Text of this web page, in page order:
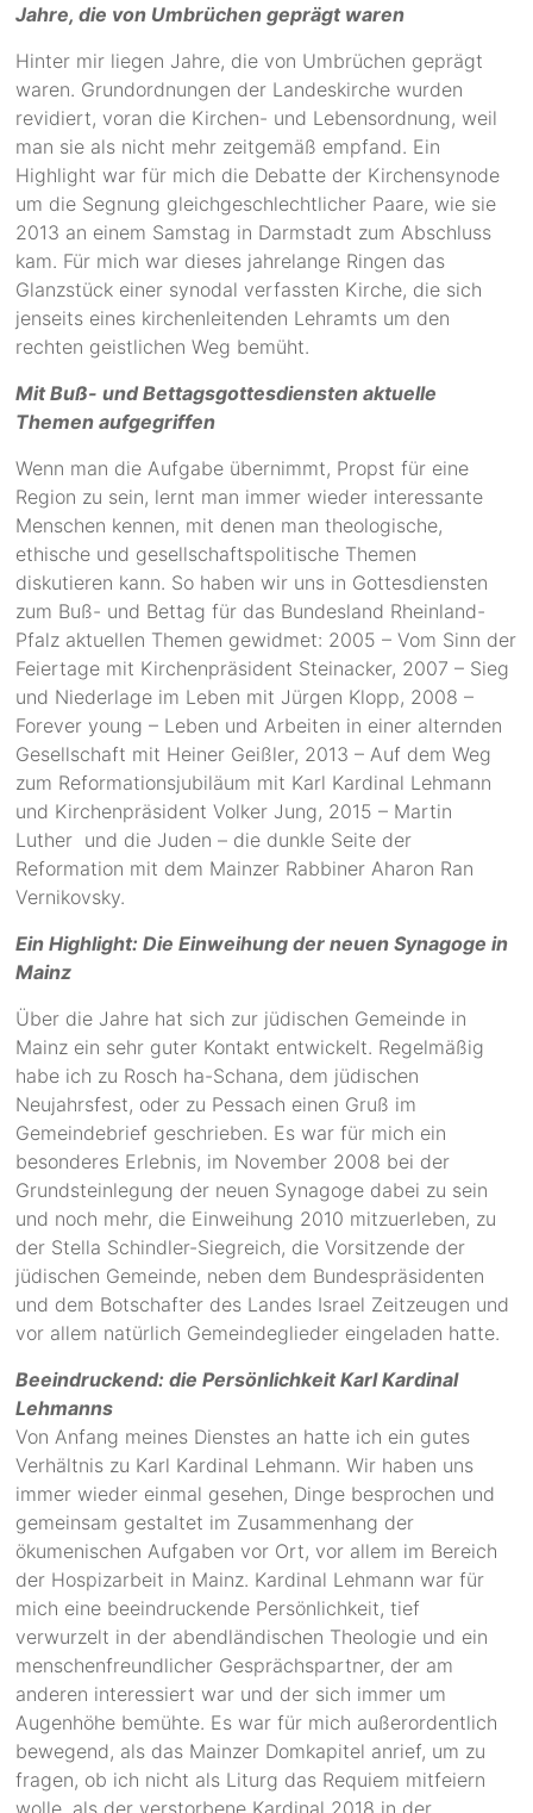
Jahre, die von Umbrüchen geprägt waren
Hinter mir liegen Jahre, die von Umbrüchen geprägt
waren. Grundordnungen der Landeskirche wurden
revidiert, voran die Kirchen- und Lebensordnung, weil
man sie als nicht mehr zeitgemäß empfand. Ein
Highlight war für mich die Debatte der Kirchensynode
um die Segnung gleichgeschlechtlicher Paare, wie sie
2013 an einem Samstag in Darmstadt zum Abschluss
kam. Für mich war dieses jahrelange Ringen das
Glanzstück einer synodal verfassten Kirche, die sich
jenseits eines kirchenleitenden Lehramts um den
rechten geistlichen Weg bemüht.
Mit Buß- und Bettagsgottesdiensten aktuelle
Themen aufgegriffen
Wenn man die Aufgabe übernimmt, Propst für eine
Region zu sein, lernt man immer wieder interessante
Menschen kennen, mit denen man theologische,
ethische und gesellschaftspolitische Themen
diskutieren kann. So haben wir uns in Gottesdiensten
zum Buß- und Bettag für das Bundesland Rheinland-
Pfalz aktuellen Themen gewidmet: 2005 – Vom Sinn der
Feiertage mit Kirchenpräsident Steinacker, 2007 – Sieg
und Niederlage im Leben mit Jürgen Klopp, 2008 –
Forever young – Leben und Arbeiten in einer alternden
Gesellschaft mit Heiner Geißler, 2013 – Auf dem Weg
zum Reformationsjubiläum mit Karl Kardinal Lehmann
und Kirchenpräsident Volker Jung, 2015 – Martin
Luther und die Juden – die dunkle Seite der
Reformation mit dem Mainzer Rabbiner Aharon Ran
Vernikovsky.
Ein Highlight: Die Einweihung der neuen Synagoge in
Mainz
Über die Jahre hat sich zur jüdischen Gemeinde in
Mainz ein sehr guter Kontakt entwickelt. Regelmäßig
habe ich zu Rosch ha-Schana, dem jüdischen
Neujahrsfest, oder zu Pessach einen Gruß im
Gemeindebrief geschrieben. Es war für mich ein
besonderes Erlebnis, im November 2008 bei der
Grundsteinlegung der neuen Synagoge dabei zu sein
und noch mehr, die Einweihung 2010 mitzuerleben, zu
der Stella Schindler-Siegreich, die Vorsitzende der
jüdischen Gemeinde, neben dem Bundespräsidenten
und dem Botschafter des Landes Israel Zeitzeugen und
vor allem natürlich Gemeindeglieder eingeladen hatte.
Beeindruckend: die Persönlichkeit Karl Kardinal
Lehmanns
Von Anfang meines Dienstes an hatte ich ein gutes
Verhältnis zu Karl Kardinal Lehmann. Wir haben uns
immer wieder einmal gesehen, Dinge besprochen und
gemeinsam gestaltet im Zusammenhang der
ökumenischen Aufgaben vor Ort, vor allem im Bereich
der Hospizarbeit in Mainz. Kardinal Lehmann war für
mich eine beeindruckende Persönlichkeit, tief
verwurzelt in der abendländischen Theologie und ein
menschenfreundlicher Gesprächspartner, der am
anderen interessiert war und der sich immer um
Augenhöhe bemühte. Es war für mich außerordentlich
bewegend, als das Mainzer Domkapitel anrief, um zu
fragen, ob ich nicht als Liturg das Requiem mitfeiern
wolle, als der verstorbene Kardinal 2018 in der